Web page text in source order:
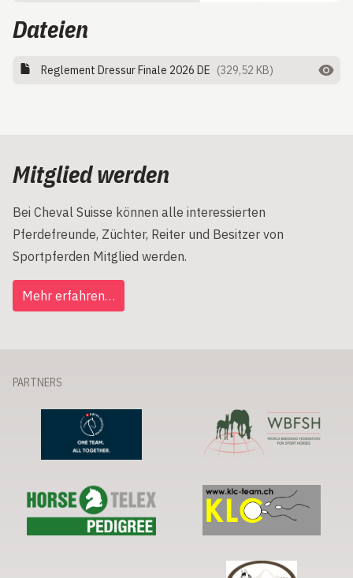
Dateien
Reglement Dressur Finale 2026 DE (329,52 KB)
Mitglied werden
Bei Cheval Suisse können alle interessierten
Pferdefreunde, Züchter, Reiter und Besitzer von
Sportpferden Mitglied werden.
Mehr erfahren…
PARTNERS